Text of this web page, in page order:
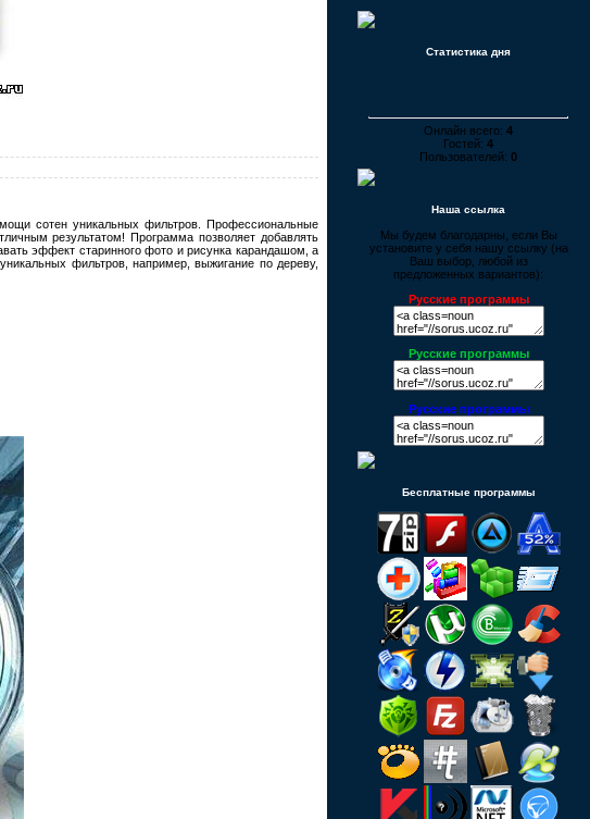
сотен уникальных фильтров. Профессиональные
результатом! Программа позволяет добавлять
эффект старинного фото и рисунка карандашом, а
фильтров, например, выжигание по дереву,
Статистика дня
Онлайн всего: 4
Гостей: 4
Пользователей: 0
Наша ссылка
Мы будем благодарны, если Вы
установите у себя нашу ссылку (на
Ваш выбор, любой из
предложенных вариантов):
Русские программы
Русские программы
Русские программы
Бесплатные программы